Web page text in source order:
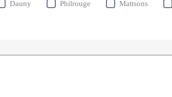
Dauny Philrouge Mattsons